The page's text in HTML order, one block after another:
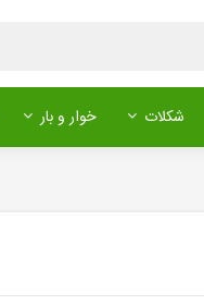
شکلات خوار و بار